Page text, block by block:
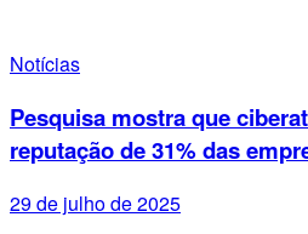
Notícias
Pesquisa mostra que
reputação de 31% das
29 de julho de 2025